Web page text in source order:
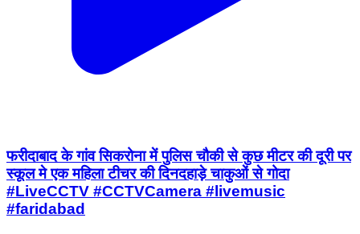
फरीदाबाद के गांव सिकरोना में पुलिस चौकी से कुछ मीटर की दूरी पर
स्कूल मे एक महिला टीचर की दिनदहाड़े चाकुओं से गोदा
#LiveCCTV #CCTVCamera #livemusic
#faridabad